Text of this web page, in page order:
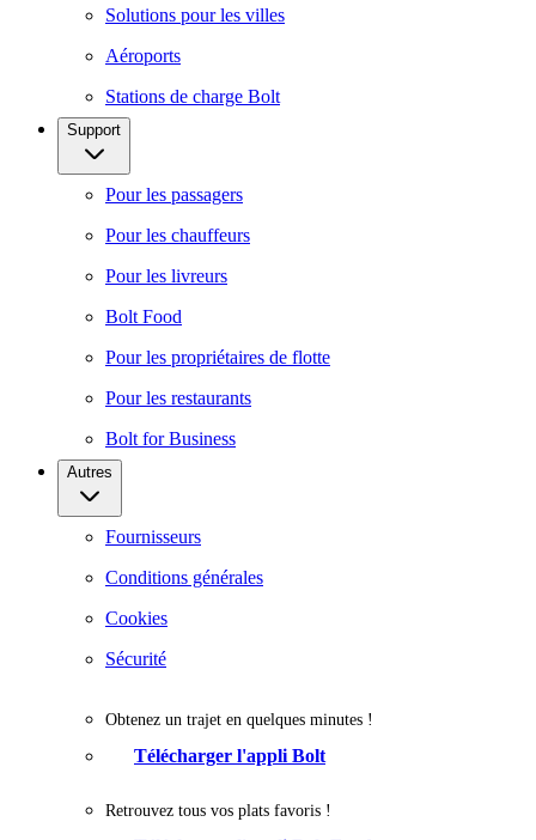
Solutions pour les villes
Aéroports
Stations de charge Bolt
Support
Pour les passagers
Pour les chauffeurs
Pour les livreurs
Bolt Food
Pour les propriétaires de flotte
Pour les restaurants
Bolt for Business
Autres
Fournisseurs
Conditions générales
Cookies
Sécurité
Obtenez un trajet en quelques minutes !
Télécharger l'appli Bolt
Retrouvez tous vos plats favoris !